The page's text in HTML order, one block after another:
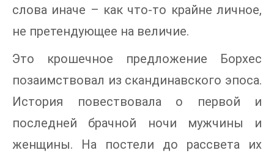
слова иначе – как что-то крайне личное,
не претендующее на величие.
Это крошечное предложение Борхес
позаимствовал из скандинавского эпоса.
История повествовала о первой и
последней брачной ночи мужчины и
женщины. На постели до рассвета их